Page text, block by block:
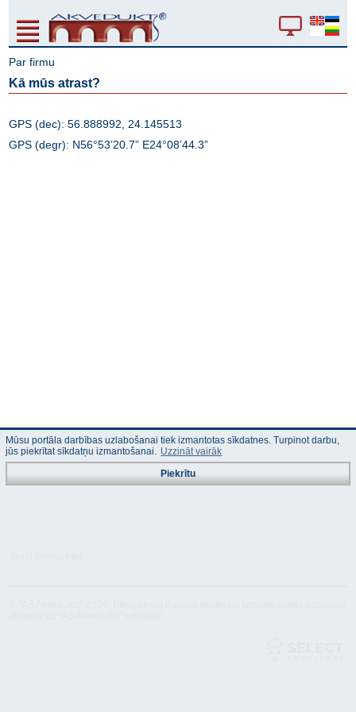
Par firmu
Kā mūs atrast?
GPS (dec): 56.888992, 24.145513
GPS (degr): N56°53’20.7” E24°08’44.3”
Mūsu portāla darbības uzlabošanai tiek izmantotas sīkdatnes. Turpinot darbu,
jūs piekrītat sīkdatņu izmantošanai. Uzzināt vairāk
Piekrītu